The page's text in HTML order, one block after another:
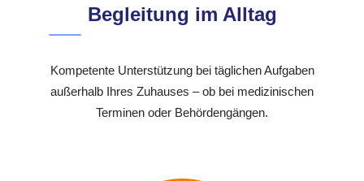
Begleitung im Alltag
Kompetente Unterstützung bei täglichen Aufgaben
außerhalb Ihres Zuhauses – ob bei medizinischen
Terminen oder Behördengängen.